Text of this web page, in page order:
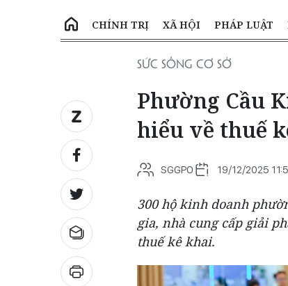
CHÍNH TRỊ XÃ HỘI PHÁP LUẬT
SỨC SỐNG CƠ SỞ
Phường Cầu
hiểu về thuế
SGGPO 19/12/2025
300 hộ kinh doanh
gia, nhà cung cấp giải
thuế kê khai.